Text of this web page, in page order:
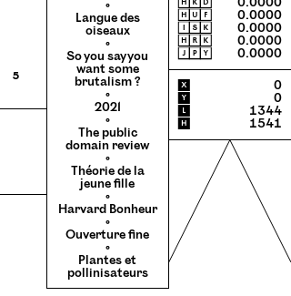
5
◦
Langue des
oiseaux
◦
So you say you
want some
brutalism ?
◦
2021
◦
The public
domain review
◦
Théorie de la
jeune fille
◦
Harvard Bonheur
◦
Ouverture fine
◦
Plantes et
pollinisateurs
🄷🅄🄵 0.0000
🄸🅂🄺 0.0000
🄷🅁🄺 0.0000
🄹🄿🅈
0.0000
X
0
Y 0
L 1344
H 1541